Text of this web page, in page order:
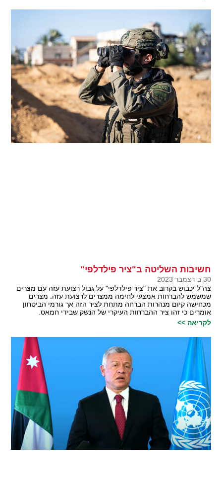
חשיבות השליטה ב"ציר פילדלפי"
30 ב דצמבר 2023
צה"ל יכבוש בקרוב את "ציר פילדלפי" על גבול רצועת עזה עם מצרים
שמשמש להברחות אמצעי לחימה ממצרים לרצועת עזה. מצרים
מכחישה קיום מנהרות הברחה מתחת לציר הזה אך גורמי הביטחון
אומרים כי זהו ציר ההברחות העיקרי של הנשק שבידי חמאס.
לקריאה >>